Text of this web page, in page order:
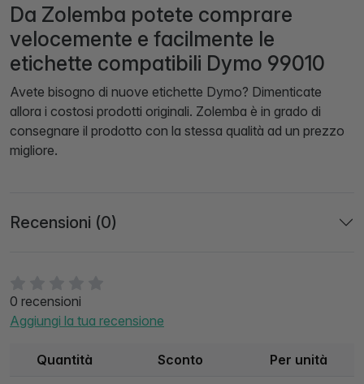
0 recensioni
Aggiungi la tua recensione
Quantità Sconto Per unità
Da Zolemba potete comprare
velocemente e facilmente le
etichette compatibili Dymo 99010
Avete bisogno di nuove etichette Dymo? Dimenticate
allora i costosi prodotti originali. Zolemba è in grado di
consegnare il prodotto con la stessa qualità ad un prezzo
migliore.
Recensioni (0)